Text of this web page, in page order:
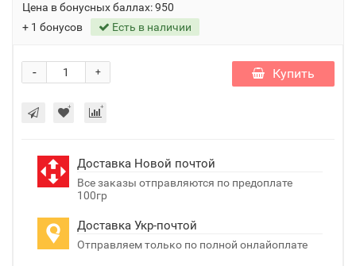
Цена в бонусных баллах:950
+ 1 бонусов
Есть в наличии
+
- Купить
Доставка Новой почтой
Все заказы отправляются по предоплате
100гр
Доставка Укр-почтой
Отправляем только по полной онлайоплате